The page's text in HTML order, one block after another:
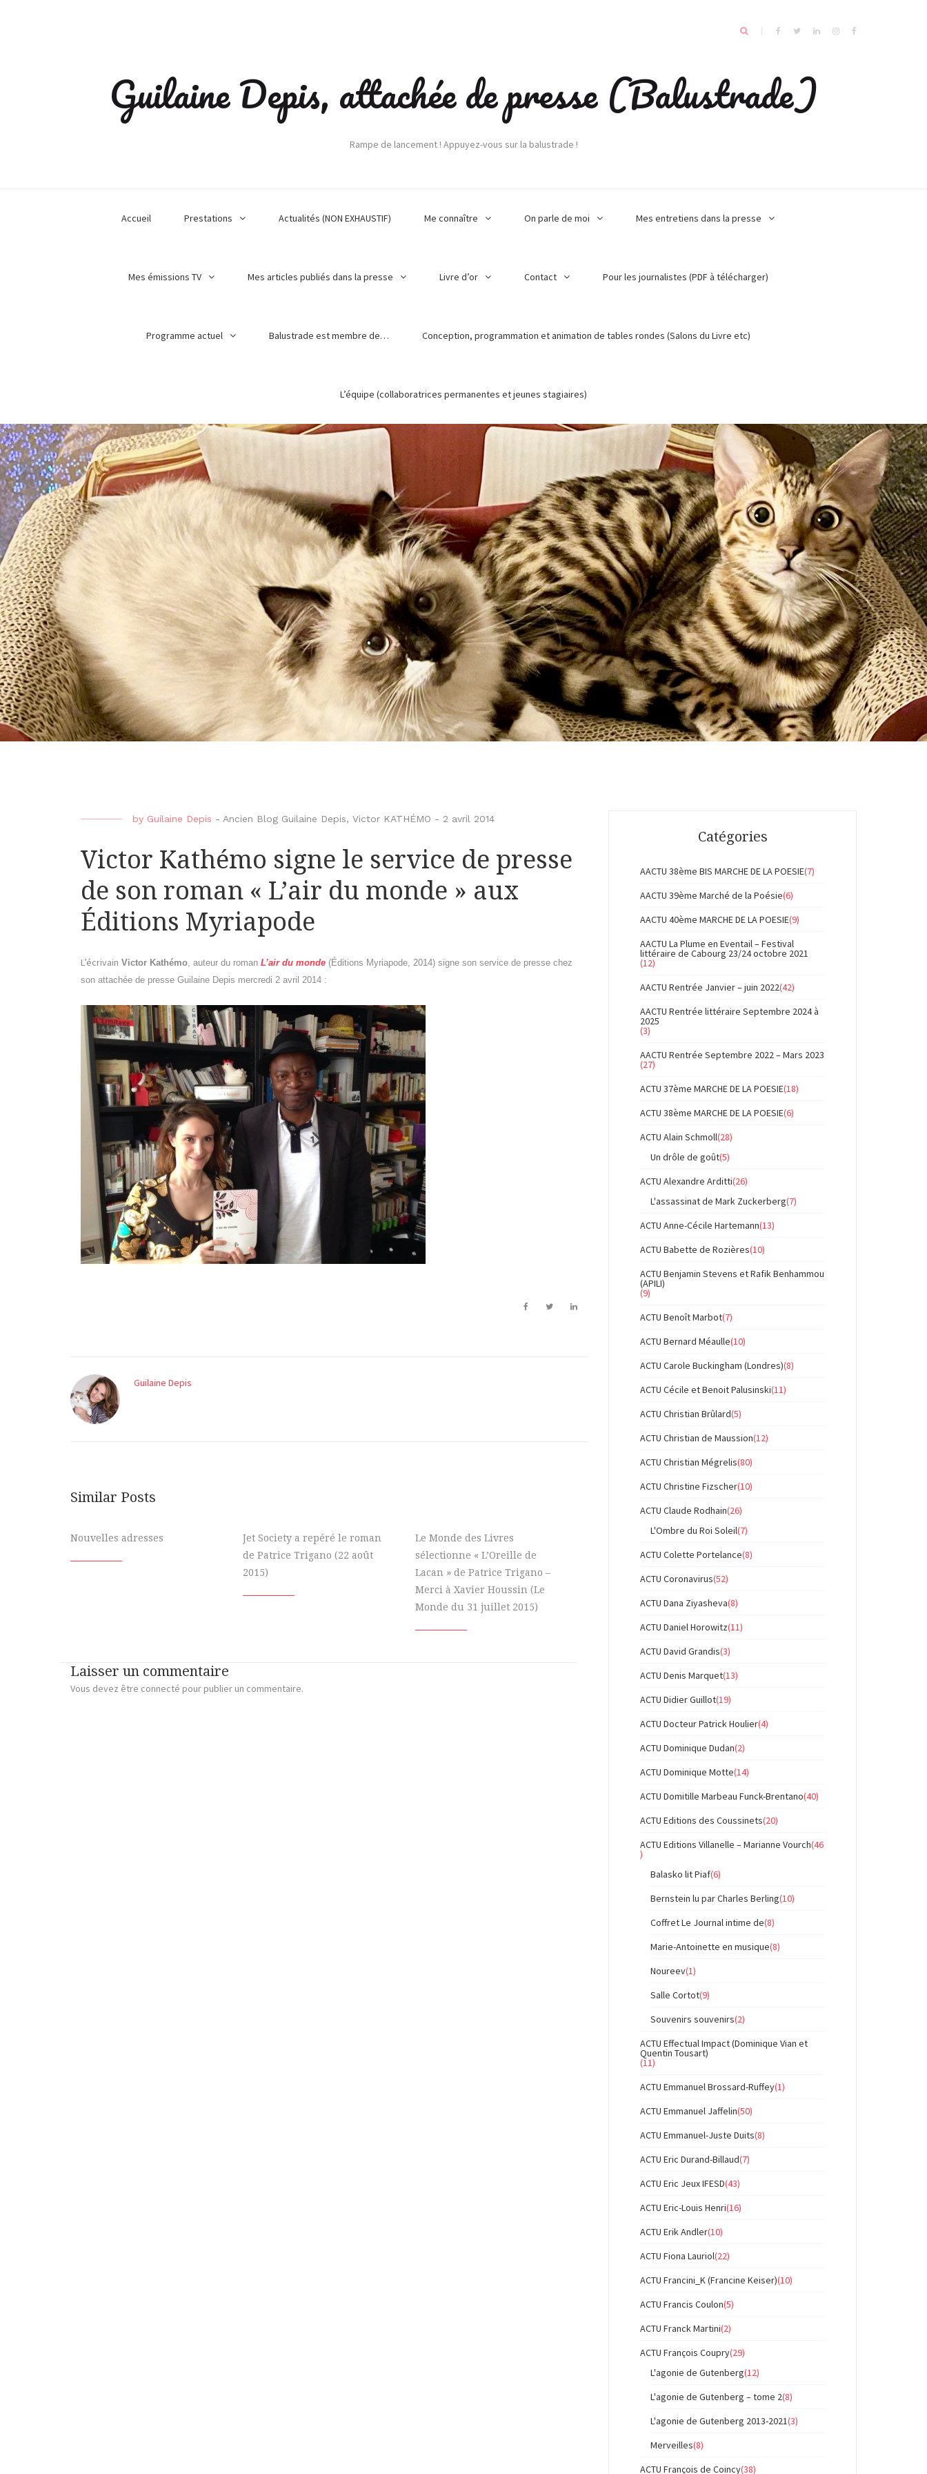
Guilaine Depis, attachée de presse (Balustrade)
Rampe de lancement ! Appuyez-vous sur la balustrade !
Accueil Prestations Actualités (NON EXHAUSTIF) Me connaître On parle de moi Mes entretiens dans la presse
Mes émissions TV Mes articles publiés dans la presse Livre d’or Contact Pour les journalistes (PDF à télécharger)
Programme actuel Balustrade est membre de… Conception, programmation et animation de tables rondes (Salons du Livre etc)
L’équipe (collaboratrices permanentes et jeunes stagiaires)
by Guilaine Depis - Ancien Blog Guilaine Depis, Victor KATHÉMO - 2 avril 2014
Victor Kathémo signe le service de presse
de son roman « L’air du monde » aux
Éditions Myriapode
L’écrivain Victor Kathémo, auteur du roman L’air du monde (Éditions Myriapode, 2014) signe son service de presse chez
son attachée de presse Guilaine Depis mercredi 2 avril 2014 :
Guilaine Depis
Similar Posts
Nouvelles adresses
Jet Society a repéré le roman
de Patrice Trigano (22 août
2015)
Le Monde des Livres
sélectionne « L’Oreille de
Lacan » de Patrice Trigano –
Merci à Xavier Houssin (Le
Monde du 31 juillet 2015)
Laisser un commentaire
Vous devez être connecté pour publier un commentaire.
Catégories
AACTU 38ème BIS MARCHE DE LA POESIE(7)
AACTU 39ème Marché de la Poésie(6)
AACTU 40ème MARCHE DE LA POESIE(9)
AACTU La Plume en Eventail – Festival
littéraire de Cabourg 23/24 octobre 2021
(12)
AACTU Rentrée Janvier – juin 2022(42)
AACTU Rentrée littéraire Septembre 2024 à
2025
(3)
AACTU Rentrée Septembre 2022 – Mars 2023
(27)
ACTU 37ème MARCHE DE LA POESIE(18)
ACTU 38ème MARCHE DE LA POESIE(6)
ACTU Alain Schmoll(28)
Un drôle de goût(5)
ACTU Alexandre Arditti(26)
L'assassinat de Mark Zuckerberg(7)
ACTU Anne-Cécile Hartemann(13)
ACTU Babette de Rozières(10)
ACTU Benjamin Stevens et Rafik Benhammou
(APILI)
(9)
ACTU Benoît Marbot(7)
ACTU Bernard Méaulle(10)
ACTU Carole Buckingham (Londres)(8)
ACTU Cécile et Benoit Palusinski(11)
ACTU Christian Brûlard(5)
ACTU Christian de Maussion(12)
ACTU Christian Mégrelis(80)
ACTU Christine Fizscher(10)
ACTU Claude Rodhain(26)
L'Ombre du Roi Soleil(7)
ACTU Colette Portelance(8)
ACTU Coronavirus(52)
ACTU Dana Ziyasheva(8)
ACTU Daniel Horowitz(11)
ACTU David Grandis(3)
ACTU Denis Marquet(13)
ACTU Didier Guillot(19)
ACTU Docteur Patrick Houlier(4)
ACTU Dominique Dudan(2)
ACTU Dominique Motte(14)
ACTU Domitille Marbeau Funck-Brentano(40)
ACTU Editions des Coussinets(20)
ACTU Editions Villanelle – Marianne Vourch(46
)
Balasko lit Piaf(6)
Bernstein lu par Charles Berling(10)
Coffret Le Journal intime de(8)
Marie-Antoinette en musique(8)
Noureev(1)
Salle Cortot(9)
Souvenirs souvenirs(2)
ACTU Effectual Impact (Dominique Vian et
Quentin Tousart)
(11)
ACTU Emmanuel Brossard-Ruffey(1)
ACTU Emmanuel Jaffelin(50)
ACTU Emmanuel-Juste Duits(8)
ACTU Eric Durand-Billaud(7)
ACTU Eric Jeux IFESD(43)
ACTU Eric-Louis Henri(16)
ACTU Erik Andler(10)
ACTU Fiona Lauriol(22)
ACTU Francini_K (Francine Keiser)(10)
ACTU Francis Coulon(5)
ACTU Franck Martini(2)
ACTU François Coupry(29)
L'agonie de Gutenberg(12)
L'agonie de Gutenberg – tome 2(8)
L'agonie de Gutenberg 2013-2021(3)
Merveilles(8)
ACTU François de Coincy(38)